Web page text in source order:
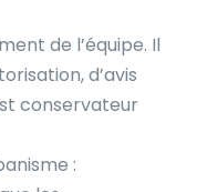
de l’équipe. Il
d’avis
conservateur
: